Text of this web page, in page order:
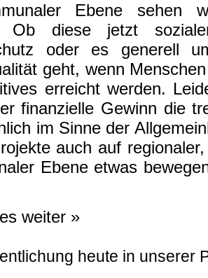
Ebene sehen
Ob diese jetzt
oder es generell
geht, wenn
erreicht werden.
finanzielle Gewinn die
im Sinne der
auch auf
Ebene etwas
weiter »
heute in unserer